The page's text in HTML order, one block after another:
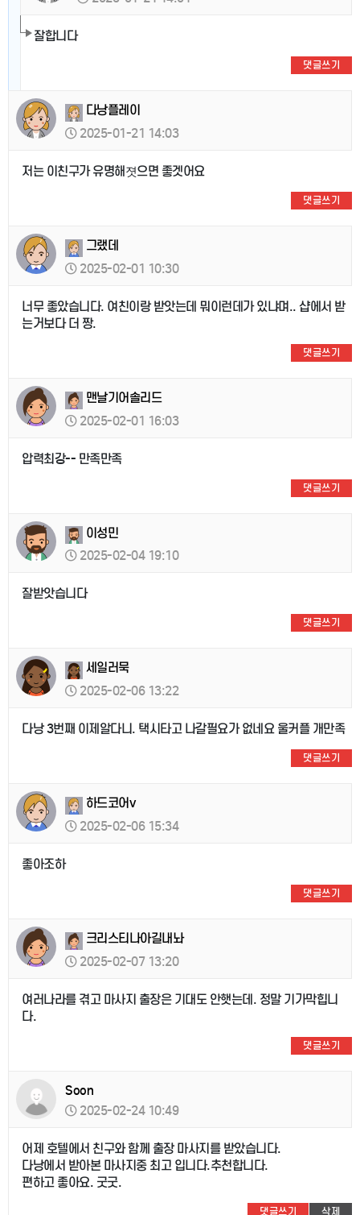
잘합니다
댓글쓰기
다낭플레이
2025-01-21 14:03
저는 이친구가 유명해졋으면 좋겟어요
댓글쓰기
그랬데
2025-02-01 10:30
너무 좋았습니다. 여친이랑 받앗는데 뭐이런데가 있냐며.. 샵에서 받
는거보다 더 짱.
댓글쓰기
맨날기어솔리드
2025-02-01 16:03
압력최강-- 만족만족
댓글쓰기
이성민
2025-02-04 19:10
잘받앗습니다
댓글쓰기
세일러묵
2025-02-06 13:22
다낭 3번째 이제알다니. 택시타고 나갈필요가 없네요 울커플 개만족
댓글쓰기
하드코어v
2025-02-06 15:34
좋아조하
댓글쓰기
크리스티나아길내놔
2025-02-07 13:20
여러나라를 겪고 마사지 출장은 기대도 안햇는데. 정말 기가막힙니
다.
댓글쓰기
Soon
2025-02-24 10:49
어제 호텔에서 친구와 함께 출장 마사지를 받았습니다.
다낭에서 받아본 마사지중 최고 입니다.추천합니다.
편하고 좋아요. 굿굿.
댓글쓰기 삭제